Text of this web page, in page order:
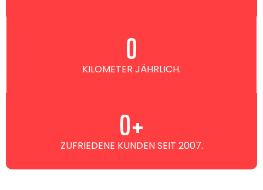
KILOMETER JÄHRLICH.
0
ZUFRIEDENE KUNDEN SEIT 2007.
0+